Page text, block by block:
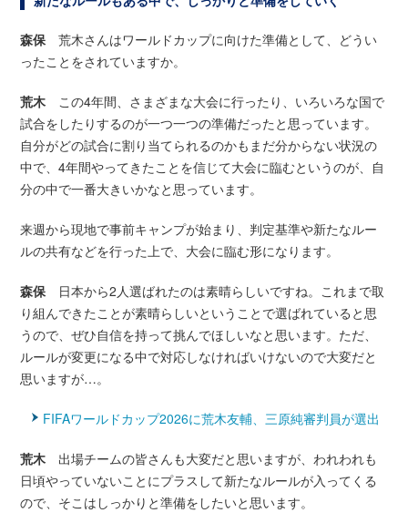
森保 荒木さんはワールドカップに向けた準備として、どうい
ったことをされていますか。
荒木 この4年間、さまざまな大会に行ったり、いろいろな国で
試合をしたりするのが一つ一つの準備だったと思っています。
自分がどの試合に割り当てられるのかもまだ分からない状況の
中で、4年間やってきたことを信じて大会に臨むというのが、自
分の中で一番大きいかなと思っています。
来週から現地で事前キャンプが始まり、判定基準や新たなルー
ルの共有などを行った上で、大会に臨む形になります。
森保 日本から2人選ばれたのは素晴らしいですね。これまで取
り組んできたことが素晴らしいということで選ばれていると思
うので、ぜひ自信を持って挑んでほしいなと思います。ただ、
ルールが変更になる中で対応しなければいけないので大変だと
思いますが…。
FIFAワールドカップ2026に荒木友輔、三原純審判員が選出
荒木 出場チームの皆さんも大変だと思いますが、われわれも
日頃やっていないことにプラスして新たなルールが入ってくる
ので、そこはしっかりと準備をしたいと思います。